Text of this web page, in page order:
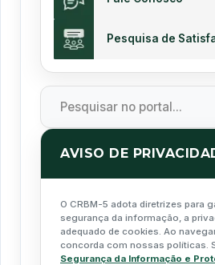
Pesquisa de
AVISO DE
O CRBM-5 adota diretrizes para
segurança da informação, a
adequado de cookies. Ao
concorda com nossas políticas.
Segurança da Informação e